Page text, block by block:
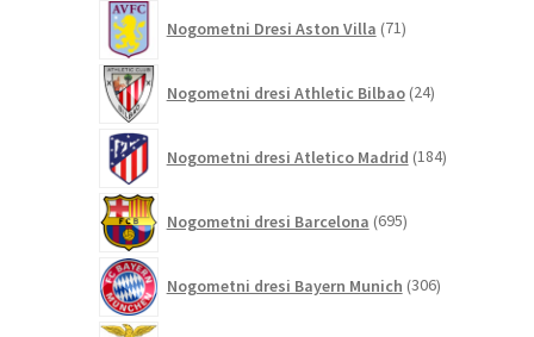
Nogometni Dresi Aston Villa 71izdelkov
Nogometni dresi Athletic Bilbao 24izdelkov
Nogometni dresi Atletico Madrid 184izdelkov
Nogometni dresi Barcelona 695izdelkov
Nogometni dresi Bayern Munich 306izdelkov